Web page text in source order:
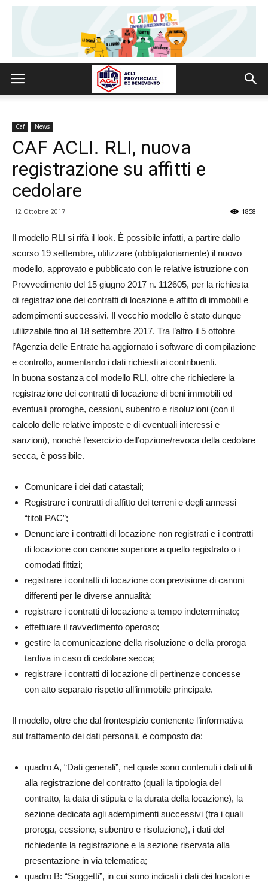
Caf News
CAF ACLI. RLI, nuova
registrazione su affitti e
cedolare
12 Ottobre 2017 1858
Il modello RLI si rifà il look. È possibile infatti, a partire dallo
scorso 19 settembre, utilizzare (obbligatoriamente) il nuovo
modello, approvato e pubblicato con le relative istruzione con
Provvedimento del 15 giugno 2017 n. 112605, per la richiesta
di registrazione dei contratti di locazione e affitto di immobili e
adempimenti successivi. Il vecchio modello è stato dunque
utilizzabile fino al 18 settembre 2017. Tra l’altro il 5 ottobre
l’Agenzia delle Entrate ha aggiornato i software di compilazione
e controllo, aumentando i dati richiesti ai contribuenti.
In buona sostanza col modello RLI, oltre che richiedere la
registrazione dei contratti di locazione di beni immobili ed
eventuali proroghe, cessioni, subentro e risoluzioni (con il
calcolo delle relative imposte e di eventuali interessi e
sanzioni), nonché l’esercizio dell’opzione/revoca della cedolare
secca, è possibile.
Comunicare i dei dati catastali;
Registrare i contratti di affitto dei terreni e degli annessi
“titoli PAC”;
Denunciare i contratti di locazione non registrati e i contratti
di locazione con canone superiore a quello registrato o i
comodati fittizi;
registrare i contratti di locazione con previsione di canoni
differenti per le diverse annualità;
registrare i contratti di locazione a tempo indeterminato;
effettuare il ravvedimento operoso;
gestire la comunicazione della risoluzione o della proroga
tardiva in caso di cedolare secca;
registrare i contratti di locazione di pertinenze concesse
con atto separato rispetto all’immobile principale.
Il modello, oltre che dal frontespizio contenente l’informativa
sul trattamento dei dati personali, è composto da:
quadro A, “Dati generali”, nel quale sono contenuti i dati utili
alla registrazione del contratto (quali la tipologia del
contratto, la data di stipula e la durata della locazione), la
sezione dedicata agli adempimenti successivi (tra i quali
proroga, cessione, subentro e risoluzione), i dati del
richiedente la registrazione e la sezione riservata alla
presentazione in via telematica;
quadro B: “Soggetti”, in cui sono indicati i dati dei locatori e